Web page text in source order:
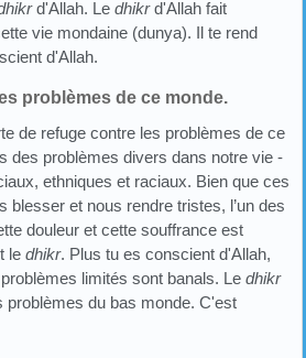
d'Allah. Le dhikrd'Allah fait
vie mondaine (dunya). Il te rend
d'Allah.
problèmes de ce monde.
de refuge contre les problèmes de ce
des problèmes divers dans notre vie -
ethniques et raciaux. Bien que ces
blesser et nous rendre tristes, l’un des
douleur et cette souffrance est
le dhikr. Plus tu es conscient d'Allah,
limités sont banals. Le dhikr
problèmes du bas monde. C'est